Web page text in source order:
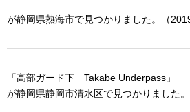
が静岡県熱海市で見つかりました。（
「高部ガード下 Takabe Underpass」
が静岡県静岡市清水区で見つかりました